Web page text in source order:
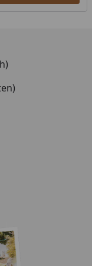
mit Sprossen
Kastenrinne
- siehe